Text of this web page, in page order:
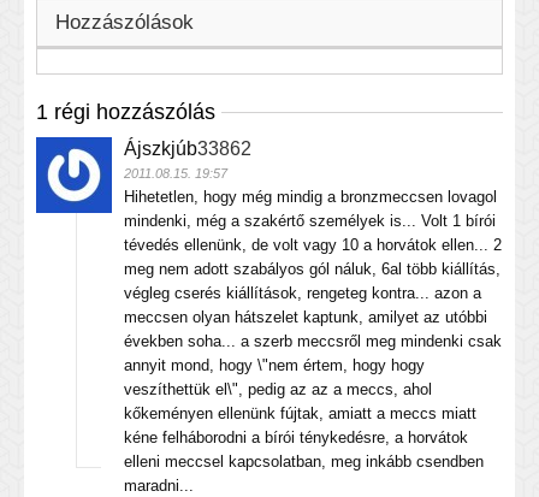
Hozzászólások
1 régi hozzászólás
Ájszkjúb33862
2011.08.15. 19:57
Hihetetlen, hogy még mindig a bronzmeccsen lovagol
mindenki, még a szakértő személyek is... Volt 1 bírói
tévedés ellenünk, de volt vagy 10 a horvátok ellen... 2
meg nem adott szabályos gól náluk, 6al több kiállítás,
végleg cserés kiállítások, rengeteg kontra... azon a
meccsen olyan hátszelet kaptunk, amilyet az utóbbi
években soha... a szerb meccsről meg mindenki csak
annyit mond, hogy \"nem értem, hogy hogy
veszíthettük el\", pedig az az a meccs, ahol
kőkeményen ellenünk fújtak, amiatt a meccs miatt
kéne felháborodni a bírói ténykedésre, a horvátok
elleni meccsel kapcsolatban, meg inkább csendben
maradni...